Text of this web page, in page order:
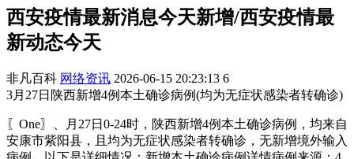
西安疫情最新消息今天新增/西安疫情最
新动态今天
非凡百科 网络资讯 2026-06-15 20:23:13 6
3月27日陕西新增4例本土确诊病例(均为无症状感染者转确诊)
〖One〗、月27日0-24时，陕西新增4例本土确诊病例，均来自
安康市紫阳县，且均为无症状感染者转确诊，无新增境外输入